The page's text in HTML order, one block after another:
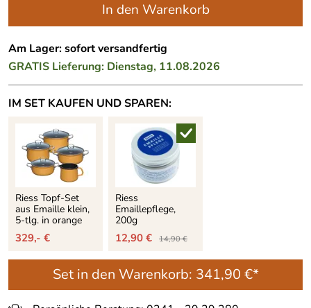
In den Warenkorb
Am Lager: sofort versandfertig
GRATIS Lieferung: Dienstag, 11.08.2026
IM SET KAUFEN UND SPAREN:
Riess Topf-Set
aus Emaille klein,
5-tlg. in orange
329,- €
Riess
Emaillepflege,
200g
12,90 € 14,90 €
Set in den Warenkorb: 341,90 €*